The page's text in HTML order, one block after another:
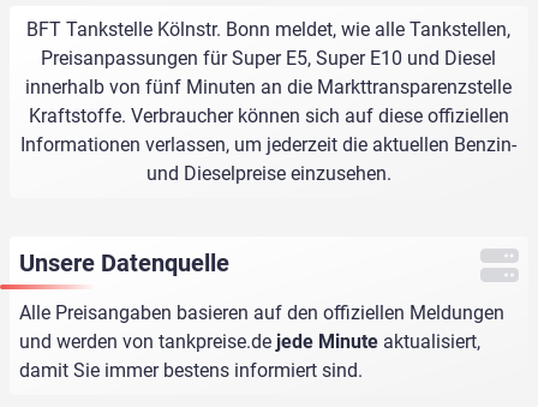
BFT Tankstelle Kölnstr. Bonn meldet, wie alle Tankstellen,
Preisanpassungen für Super E5, Super E10 und Diesel
innerhalb von fünf Minuten an die Markttransparenzstelle
Kraftstoffe. Verbraucher können sich auf diese offiziellen
Informationen verlassen, um jederzeit die aktuellen Benzin-
und Dieselpreise einzusehen.
Unsere Datenquelle
Alle Preisangaben basieren auf den offiziellen Meldungen
und werden von tankpreise.de jede Minute aktualisiert,
damit Sie immer bestens informiert sind.